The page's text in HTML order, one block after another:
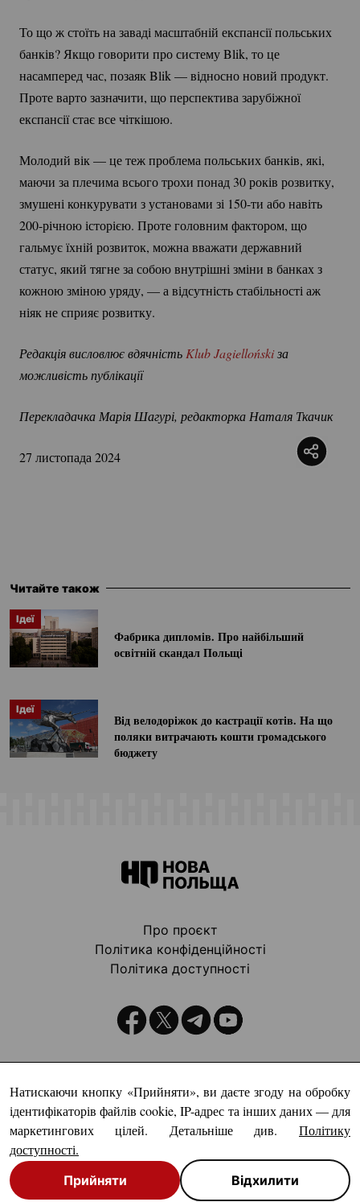
То що ж стоїть на заваді масштабній експансії польських
банків? Якщо говорити про систему Blik, то це
насамперед час, позаяк Blik — відносно новий продукт.
Проте варто зазначити, що перспектива зарубіжної
експансії стає все чіткішою.
Молодий вік — це теж проблема польських банків, які,
маючи за плечима всього трохи понад 30 років розвитку,
змушені конкурувати з установами зі 150-ти або навіть
200-річноюісторією. Проте головним фактором, що
гальмує їхній розвиток, можна вважати державний
статус, який тягне за собою внутрішні зміни в банках з
кожною зміною уряду, — а відсутність стабільності аж
ніяк не сприяє розвитку.
Редакція висловлює вдячність Klub Jagielloński за
можливість публікації
Перекладачка Марія Шагурі, редакторка Наталя Ткачик
27 листопада 2024
Читайте також
Ідеї
Фабрика дипломів. Про найбільший
освітній скандал Польщі
Ідеї
Від велодоріжок до кастрації котів. На що
поляки витрачають кошти громадського
бюджету
Натискаючи кнопку «Прийняти», ви даєте згоду на обробку
ідентифікаторів файлів cookie, IP-адрес та інших даних — для
маркетингових цілей. Детальніше див.
Політику
доступності.
Прийняти Відхилити
Про проєкт
Політика конфіденційності
Політика доступності